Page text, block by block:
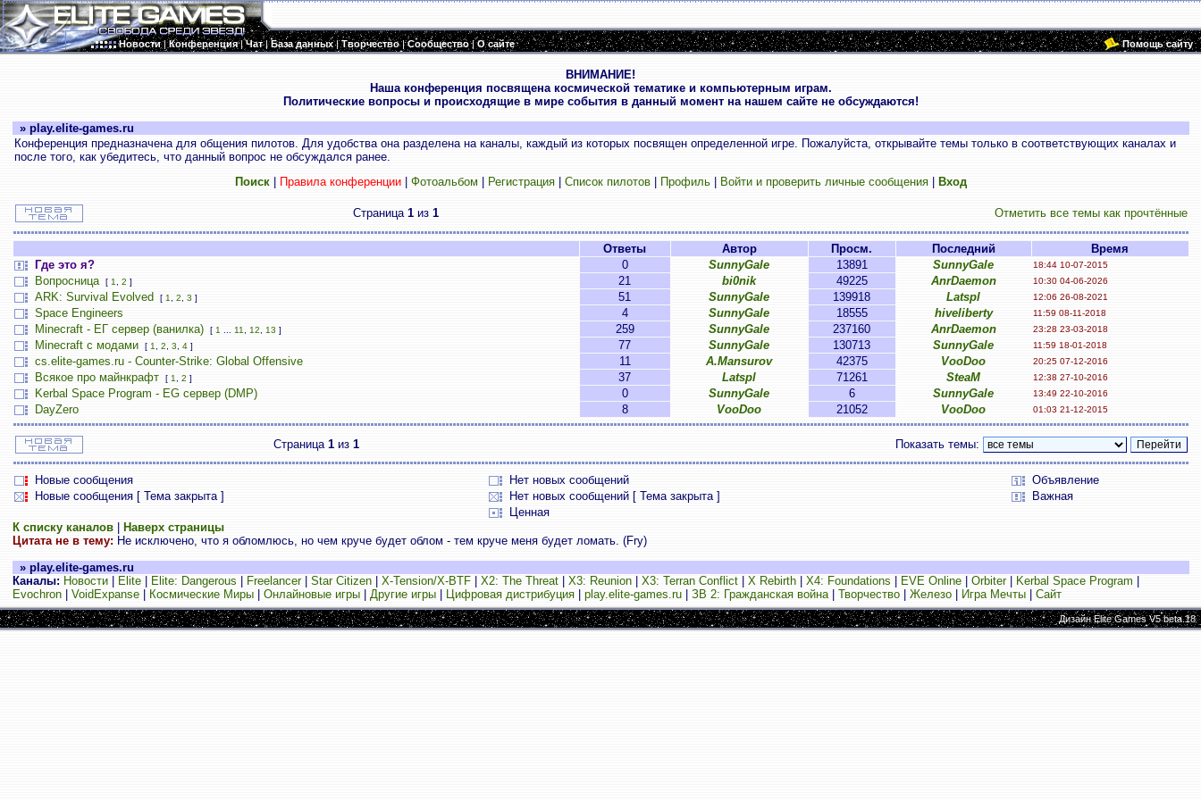
Новости|Конференция|Чат|База данных|Творчество|Сообщество|О сайте Помощь сайту
ВНИМАНИЕ!
Наша конференция посвящена космической тематике и компьютерным играм.
Политические вопросы и происходящие в мире события в данный момент на нашем сайте не обсуждаются!
» play.elite-games.ru
Конференция предназначена для общения пилотов. Для удобства она разделена на каналы, каждый из которых посвящен определенной игре. Пожалуйста, открывайте темы только в соответствующих каналах и
после того, как убедитесь, что данный вопрос не обсуждался ранее.
Поиск| Правила конференции| Фотоальбом Регистрация| Список пилотов| Профиль| Войти и проверить личные сообщения| Вход
Страница 1 из 1 Отметить все темы как прочтённые
Ответы Автор Просм. Последний
Время
Где это я?
0 SunnyGale 13891 SunnyGale 18:44 10-07-2015
Вопросница [ 1 2 ] 21 bi0nik 49225 AnrDaemon 10:30 04-06-2026
ARK: Survival Evolved [ 1 2 3 ] 51 SunnyGale 139918 Latspl 12:06 26-08-2021
Space Engineers 4 SunnyGale 18555 hiveliberty 11:59 08-11-2018
Minecraft - ЕГ сервер (ванилка) [ 1 11 12 13 ] 259 SunnyGale 237160 AnrDaemon 23:28 23-03-2018
Minecraft с модами [ 1 2 3 4] 77 SunnyGale 130713 SunnyGale 11:59 18-01-2018
cs.elite-games.ru - Counter-Strike: Global Offensive 11 A.Mansurov 42375 VooDoo 20:25 07-12-2016
Всякое про майнкрафт [ 1 2 ] 37 Latspl 71261 SteaM 12:38 27-10-2016
Kerbal Space Program - EG сервер (DMP) 0 SunnyGale 6 SunnyGale 13:49 22-10-2016
DayZero 8 VooDoo 21052 VooDoo 01:03 21-12-2015
Страница 1из 1 Показать темы:
Новые сообщения Нет новых сообщений
Объявление
Новые сообщения [ Тема закрыта ]
Нет новых сообщений [ Тема закрыта ]
Важная
Ценная
К списку каналов|
Наверх страницы
Цитата не в тему:Не исключено, что я обломлюсь, но чем круче будет облом - тем круче меня будет ломать. (Fry)
» play.elite-games.ru
Каналы: Новости| Elite| Elite: Dangerous Freelancer| Star Citizen| X-Tension/X-BTF| X2: The Threat| X3: Reunion| X3: Terran Conflict| X Rebirth| X4: Foundations EVE Online| Orbiter| Kerbal Space Program
Evochron| VoidExpanse| Космические Миры| Онлайновые игры| Другие игры| Цифровая дистрибуция| play.elite-games.ru| ЗВ 2: Гражданская война| Творчество| Железо| Игра Мечты| Сайт
Дизайн Elite Games V5 beta.18